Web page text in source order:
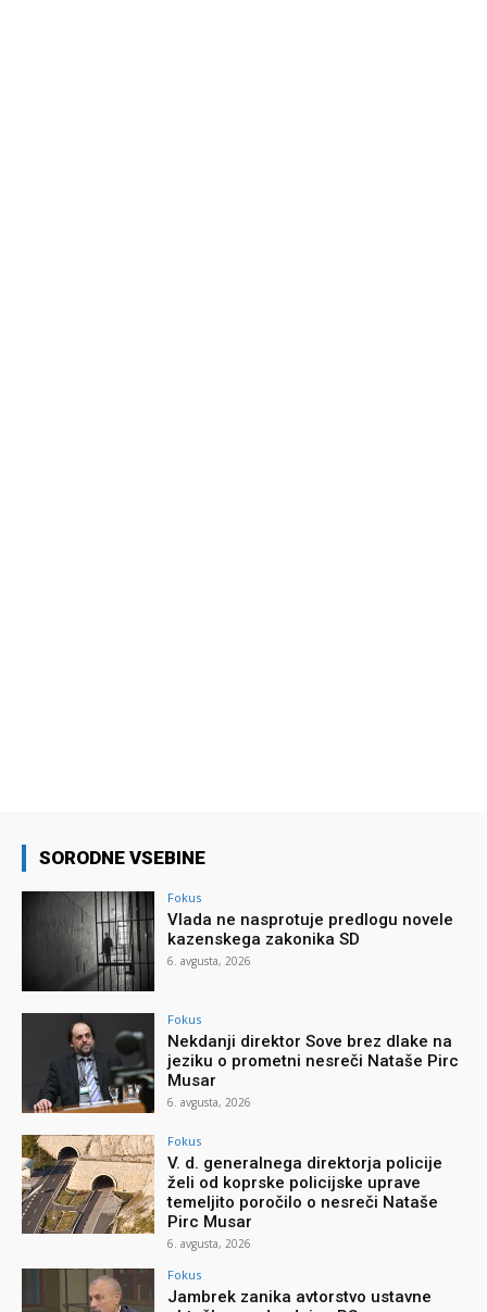
SORODNE VSEBINE
Fokus
Vlada ne nasprotuje predlogu novele
kazenskega zakonika SD
6. avgusta, 2026
Fokus
Nekdanji direktor Sove brez dlake na
jeziku o prometni nesreči Nataše Pirc
Musar
6. avgusta, 2026
Fokus
V. d. generalnega direktorja policije
želi od koprske policijske uprave
temeljito poročilo o nesreči Nataše
Pirc Musar
6. avgusta, 2026
Fokus
Jambrek zanika avtorstvo ustavne